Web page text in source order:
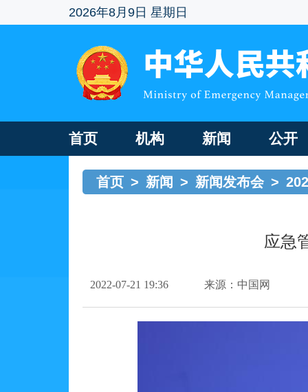
2026年8月9日 星期日
首页 机构 新闻 公开
首页 > 新闻 > 新闻发布会 >
应急
2022-07-21 19:36 来源：中国网